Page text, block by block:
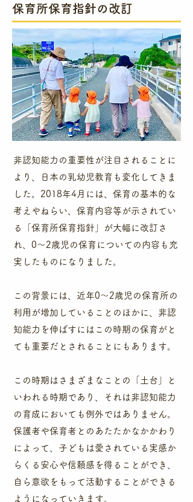
​​保育所保育指針の改訂
非認知能力の重要性が注目されることに
より、日本の乳幼児教育も変化してきま
した。2018年4月には、保育の基本的な
考えやねらい、保育内容等が示されてい
る「保育所保育指針」が大幅に改訂さ
れ、0～2歳児の保育についての内容も充
実したものになりました。
この背景には、近年0～2歳児の保育所の
利用が増加していることのほかに、非認
知能力を伸ばすにはこの時期の保育がと
ても重要だとされることにもあります。
​この時期はさまざまなことの「土台」と
いわれる時期であり、それは非認知能力
の育成においても例外ではありません。
保護者や保育者とのあたたかなかかわり
によって、子どもは愛されている実感か
らくる安心や信頼感を得ることができ、
自ら意欲をもって活動することができる
ようになっていきます。